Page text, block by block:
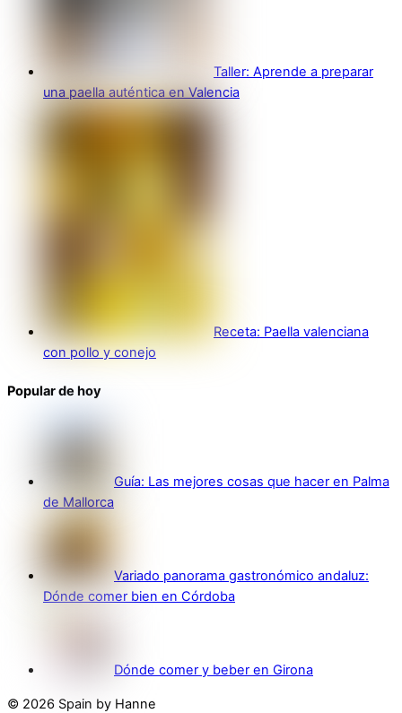
Taller: Aprende a preparar
una paella auténtica en Valencia
Receta: Paella valenciana
con pollo y conejo
Popular de hoy
Guía: Las mejores cosas que hacer en Palma
de Mallorca
Variado panorama gastronómico andaluz:
Dónde comer bien en Córdoba
Dónde comer y beber en Girona
© 2026 Spain by Hanne